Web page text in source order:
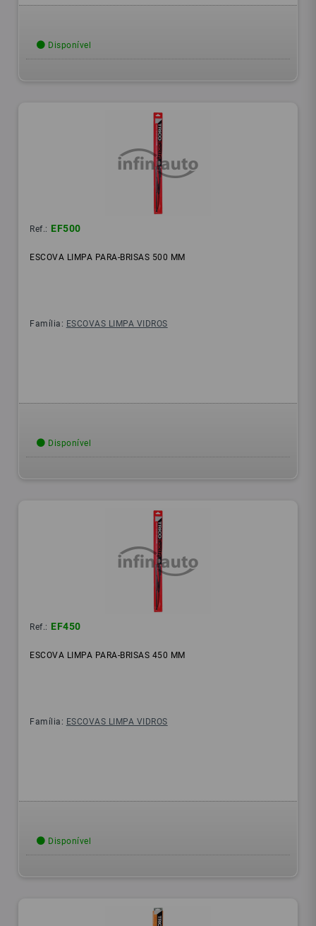
Disponível
Ref.: EF500
ESCOVA LIMPA PARA-BRISAS 500 MM
Família: ESCOVAS LIMPA VIDROS
Disponível
Ref.: EF450
ESCOVA LIMPA PARA-BRISAS 450 MM
Família: ESCOVAS LIMPA VIDROS
Disponível